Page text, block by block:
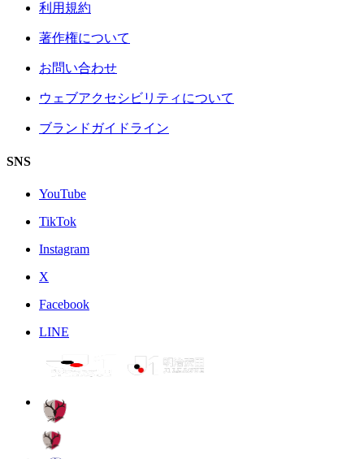
利用規約
著作権について
お問い合わせ
ウェブアクセシビリティについて
ブランドガイドライン
SNS
YouTube
TikTok
Instagram
X
Facebook
LINE